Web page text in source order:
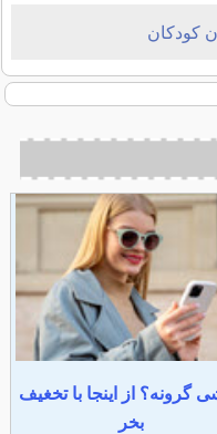
کودکان
گرونه؟ از اینجا با تخغیف
بخر